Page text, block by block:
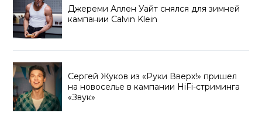
Джереми Аллен Уайт снялся для зимней
кампании Calvin Klein
Сергей Жуков из «Руки Вверх!» пришел
на новоселье в кампании HiFi-стриминга
«Звук»